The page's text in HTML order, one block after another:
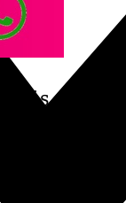
más